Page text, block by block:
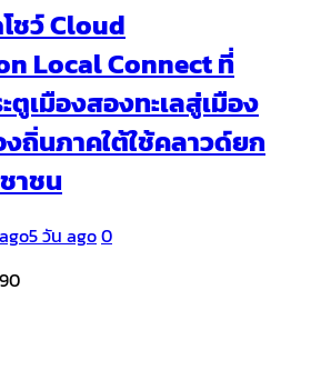
ชว์ Cloud
Local Connect ที่
เมืองสองทะเลสู่เมือง
ถิ่นภาคใต้ใช้คลาวด์ยก
าชน
5 วัน ago0